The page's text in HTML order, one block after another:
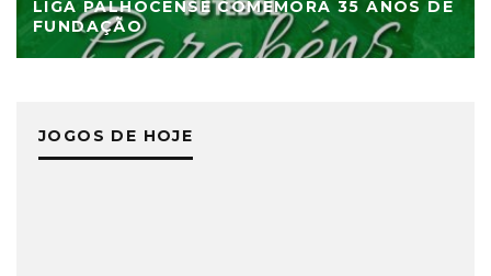
LIGA PALHOCENSE COMEMORA 35 ANOS DE
FUNDAÇÃO
JOGOS DE HOJE